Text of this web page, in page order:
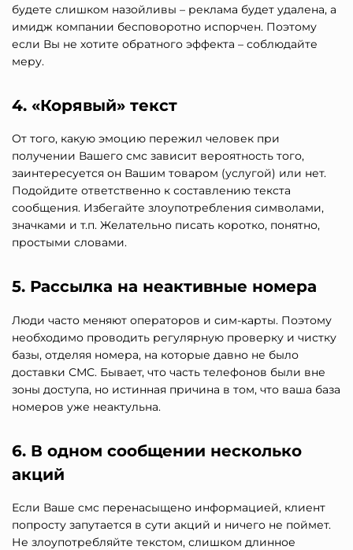
будете слишком назойливы – реклама будет удалена, а
имидж компании бесповоротно испорчен. Поэтому
если Вы не хотите обратного эффекта – соблюдайте
меру.
4. «Корявый» текст
От того, какую эмоцию пережил человек при
получении Вашего смс зависит вероятность того,
заинтересуется он Вашим товаром (услугой) или нет.
Подойдите ответственно к составлению текста
сообщения. Избегайте злоупотребления символами,
значками и т.п. Желательно писать коротко, понятно,
простыми словами.
5. Рассылка на неактивные номера
Люди часто меняют операторов и сим-карты. Поэтому
необходимо проводить регулярную проверку и чистку
базы, отделяя номера, на которые давно не было
доставки СМС. Бывает, что часть телефонов были вне
зоны доступа, но истинная причина в том, что ваша база
номеров уже неактульна.
6. В одном сообщении несколько
акций
Если Ваше смс перенасыщено информацией, клиент
попросту запутается в сути акций и ничего не поймет.
Не злоупотребляйте текстом, слишком длинное